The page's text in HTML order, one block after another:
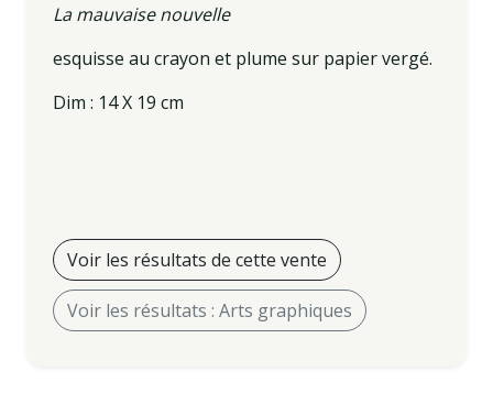
La mauvaise nouvelle
esquisse au crayon et plume sur papier vergé.
Dim : 14 X 19 cm
Voir les résultats de cette vente
Voir les résultats : Arts graphiques